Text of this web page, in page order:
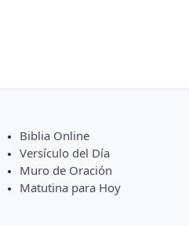
Biblia Online
Versículo del Día
Muro de Oración
Matutina para Hoy